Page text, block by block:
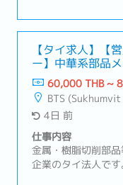
へのサービス導入
ッケージ提案・顧
グ、最適な解決策
め、コスト・運用
は製造業のため工
トプラカーン、ア
ー付き社用車を利用
【タイ求人】【
ー】中華系部品
キャリアパス豊
60,000 THB ~
BTS
4日 前
仕事内容
金属・樹脂切削部
企業のタイ法人で